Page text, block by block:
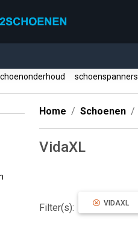
schoenspanners
Home Schoenen
VidaXL
Filter(s): VIDAXL